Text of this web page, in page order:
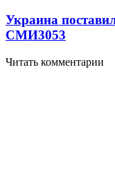
Украина
СМИ3053
Читать комментарии